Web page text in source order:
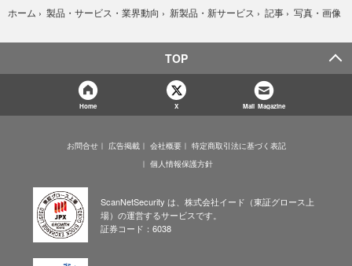
ホーム › 製品・サービス・業界動向 › 新製品・新サービス › 記事 › 写真・画像
TOP
Home X Mail Magazine
お問合せ 広告掲載 会社概要
特定商取引法に基づく表記
個人情報保護方針
ScanNetSecurity は、株式会社イード（東証グロース上
場）の運営するサービスです。
証券コード：6038